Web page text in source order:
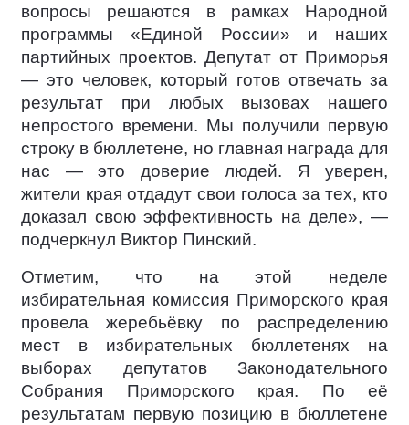
вопросы решаются в рамках Народной
программы «Единой России» и наших
партийных проектов. Депутат от Приморья
— это человек, который готов отвечать за
результат при любых вызовах нашего
непростого времени. Мы получили первую
строку в бюллетене, но главная награда для
нас — это доверие людей. Я уверен,
жители края отдадут свои голоса за тех, кто
доказал свою эффективность на деле», —
подчеркнул Виктор Пинский.
Отметим, что на этой неделе
избирательная комиссия Приморского края
провела жеребьёвку по распределению
мест в избирательных бюллетенях на
выборах депутатов Законодательного
Собрания Приморского края. По её
результатам первую позицию в бюллетене